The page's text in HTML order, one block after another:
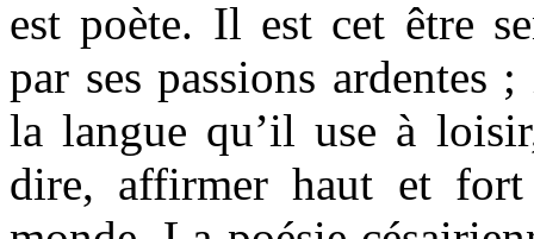
est poète. Il est cet être
par ses passions ardentes
la langue qu’il use à
dire, affirmer haut et